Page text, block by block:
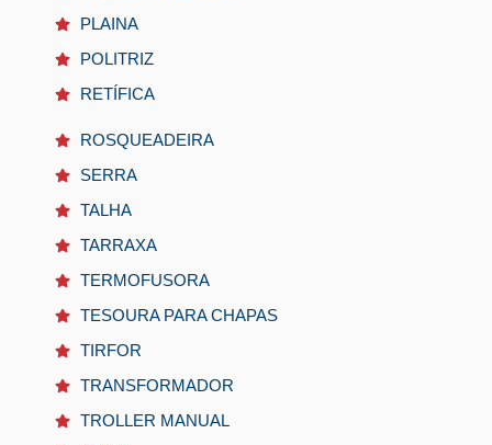
PLAINA
POLITRIZ
RETÍFICA
ROSQUEADEIRA
SERRA
TALHA
TARRAXA
TERMOFUSORA
TESOURA PARA CHAPAS
TIRFOR
TRANSFORMADOR
TROLLER MANUAL